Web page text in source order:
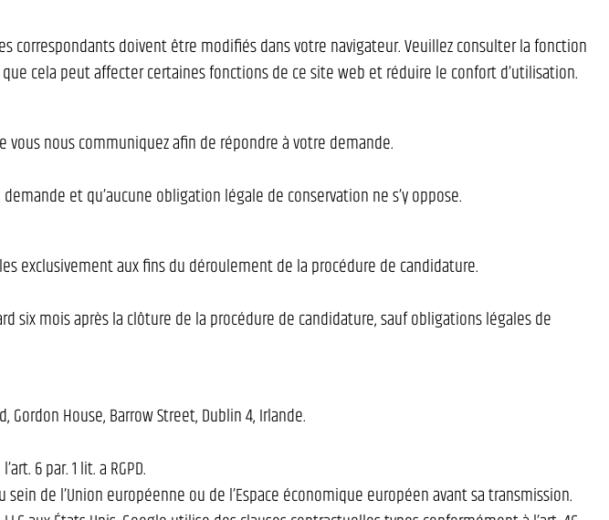
correspondants doivent être modifiés dans votre navigateur. Veuillez consulter la fonction
cela peut affecter certaines fonctions de ce site web et réduire le confort d’utilisation.
nous communiquez afin de répondre à votre demande.
et qu’aucune obligation légale de conservation ne s’y oppose.
exclusivement aux fins du déroulement de la procédure de candidature.
six mois après la clôture de la procédure de candidature, sauf obligations légales de
House, Barrow Street, Dublin 4, Irlande.
6 par. 1 lit. a RGPD.
de l’Union européenne ou de l’Espace économique européen avant sa transmission.